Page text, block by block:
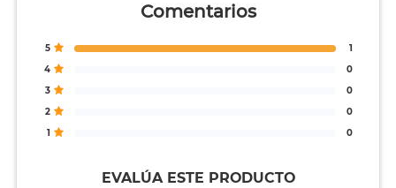
Comentarios
5
1
4
0
3
0
2
0
1
0
EVALÚA ESTE PRODUCTO